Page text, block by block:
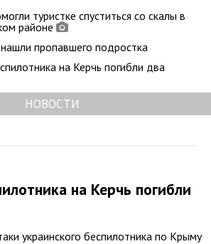
туристке спуститься со скалы в
районе
пропавшего подростка
на Керчь погибли два
НОВОСТИ
на Керчь погибли
украинского беспилотника по Крыму